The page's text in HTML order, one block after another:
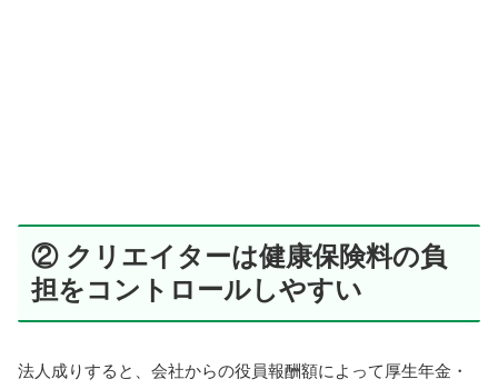
② クリエイターは健康保険料の負
担をコントロールしやすい
法人成りすると、会社からの役員報酬額によって厚生年金・